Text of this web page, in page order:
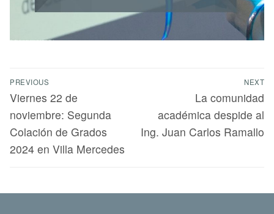
PREVIOUS
Viernes 22 de
noviembre: Segunda
Colación de Grados
2024 en Villa Mercedes
NEXT
La comunidad
académica despide al
Ing. Juan Carlos Ramallo